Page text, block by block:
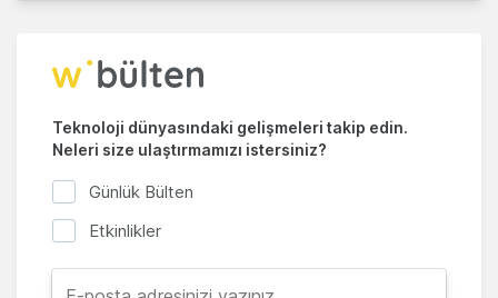
Teknoloji dünyasındaki gelişmeleri takip edin.
Neleri size ulaştırmamızı istersiniz?
Günlük Bülten
Etkinlikler